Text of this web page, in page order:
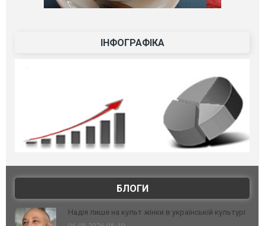
ІНФОГРАФІКА
БЛОГИ
Надія лише на культ жінки в українській культурі